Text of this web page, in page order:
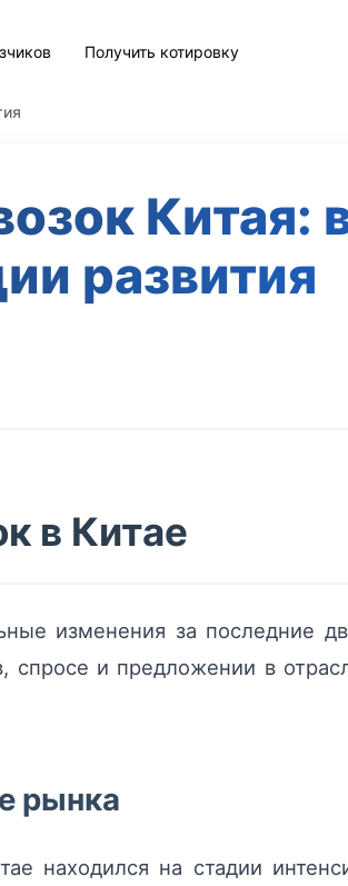
Получить котировку
Китая:
развития
в Китае
изменения за последние
спросе и предложении в
рынка
находился на стадии